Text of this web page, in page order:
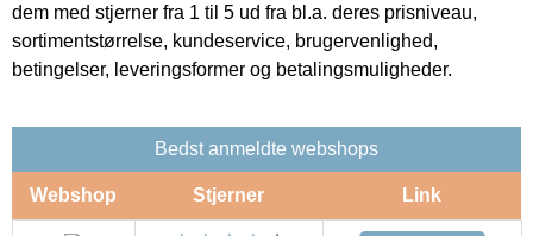
dem med stjerner fra 1 til 5 ud fra bl.a. deres prisniveau,
sortimentstørrelse, kundeservice, brugervenlighed,
betingelser, leveringsformer og betalingsmuligheder.
Bedst anmeldte webshops
Webshop Stjerner Link